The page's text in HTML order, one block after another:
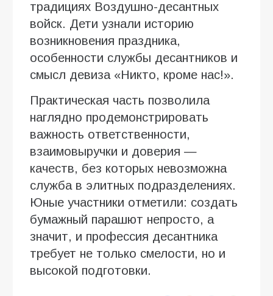
традициях Воздушно-десантных
войск. Дети узнали историю
возникновения праздника,
особенности службы десантников и
смысл девиза «Никто, кроме нас!».
Практическая часть позволила
наглядно продемонстрировать
важность ответственности,
взаимовыручки и доверия —
качеств, без которых невозможна
служба в элитных подразделениях.
Юные участники отметили: создать
бумажный парашют непросто, а
значит, и профессия десантника
требует не только смелости, но и
высокой подготовки.